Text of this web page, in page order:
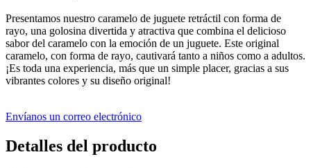
Presentamos nuestro caramelo de juguete retráctil con forma de
rayo, una golosina divertida y atractiva que combina el delicioso
sabor del caramelo con la emoción de un juguete. Este original
caramelo, con forma de rayo, cautivará tanto a niños como a adultos.
¡Es toda una experiencia, más que un simple placer, gracias a sus
vibrantes colores y su diseño original!
Envíanos un correo electrónico
Detalles del producto